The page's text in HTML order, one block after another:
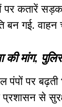
पर कतारें
बन गई.
की मांग,
पंपों पर
प्रशासन से